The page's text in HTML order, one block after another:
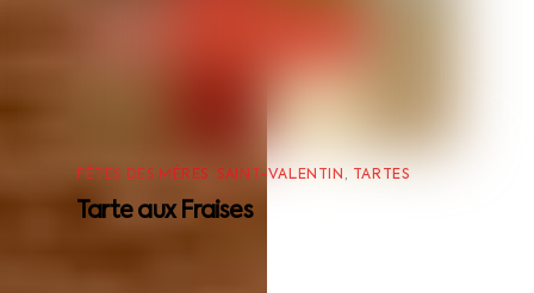
FÊTES DES MÈRES,SAINT-VALENTIN , TARTES
Tarte aux Fraises